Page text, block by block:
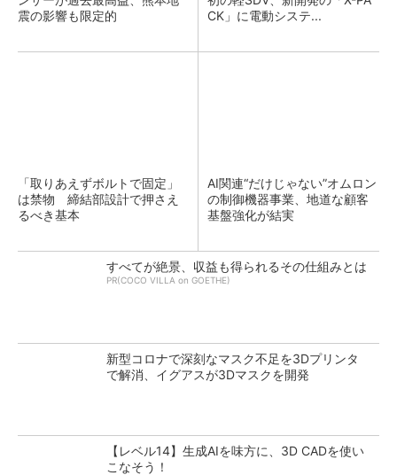
震の影響も限定的
CK」に電動システ...
「取りあえずボルトで固定」
は禁物 締結部設計で押さえ
るべき基本
AI関連“だけじゃない”オムロン
の制御機器事業、地道な顧客
基盤強化が結実
すべてが絶景、収益も得られるその仕組みとは
PR(COCO VILLA on GOETHE)
新型コロナで深刻なマスク不足を3Dプリンタ
で解消、イグアスが3Dマスクを開発
【レベル14】生成AIを味方に、3D CADを使い
こなそう！